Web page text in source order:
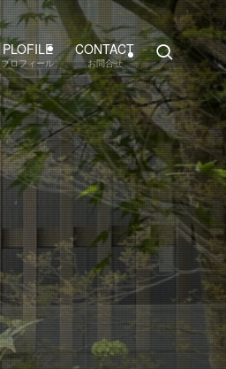
PLOFILE
プロフィール
CONTACT
お問合せ